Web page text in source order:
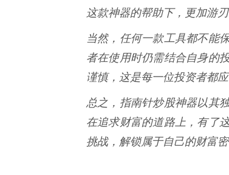
这款神器的帮助下，更加游
当然，任何一款工具都不能
者在使用时仍需结合自身的
谨慎，这是每一位投资者都应
总之，指南针炒股神器以其
在追求财富的道路上，有了
挑战，解锁属于自己的财富密